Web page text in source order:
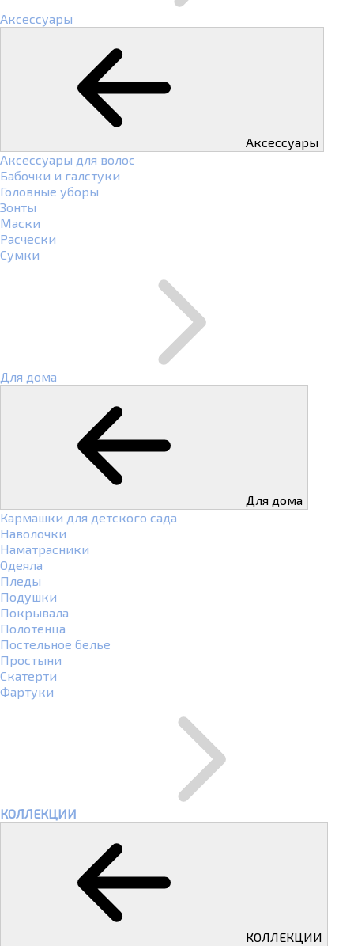
Аксессуары
Аксессуары
Аксессуары для волос
Бабочки и галстуки
Головные уборы
Зонты
Маски
Расчески
Сумки
Для дома
Для дома
Кармашки для детского сада
Наволочки
Наматрасники
Одеяла
Пледы
Подушки
Покрывала
Полотенца
Постельное белье
Простыни
Скатерти
Фартуки
КОЛЛЕКЦИИ
КОЛЛЕКЦИИ